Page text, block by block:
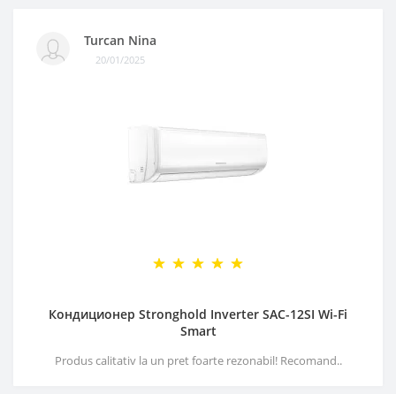
Turcan Nina
20/01/2025
Кондиционер Stronghold Inverter SAC-12SI Wi-Fi
Smart
Produs calitativ la un pret foarte rezonabil! Recomand..